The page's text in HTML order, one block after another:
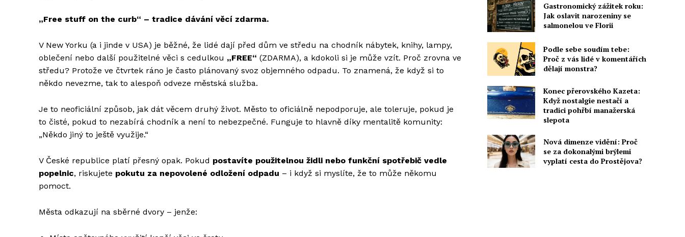
„Free stuff on the curb“ – tradice dávání věcí zdarma.
V New Yorku (a i jinde v USA) je běžné, že lidé dají před dům ve středu na chodník nábytek, knihy, lampy,
oblečení nebo další použitelné věci s cedulkou „FREE“ (ZDARMA), a kdokoli si je může vzít. Proč zrovna ve
středu? Protože ve čtvrtek ráno je často plánovaný svoz objemného odpadu. To znamená, že když si to
někdo nevezme, tak to alespoň odveze městská služba.
Je to neoficiální způsob, jak dát věcem druhý život. Město to oficiálně nepodporuje, ale toleruje, pokud je
to čisté, pokud to nezabírá chodník a není to nebezpečné. Funguje to hlavně díky mentalitě komunity:
„Někdo jiný to ještě využije.“
V České republice platí přesný opak. Pokud postavíte použitelnou židli nebo funkční spotřebič vedle
popelnic, riskujete pokutu za nepovolené odložení odpadu – i když si myslíte, že to může někomu
pomoct.
Města odkazují na sběrné dvory – jenže:
Gastronomický zážitek roku:
Jak oslavit narozeniny se
salmonelou ve Florii
Podle sebe soudím tebe:
Proč z vás lidé v komentářích
dělají monstra?
Konec přerovského Kazeta:
Když nostalgie nestačí a
tradici pohřbí manažerská
slepota
Nová dimenze vidění: Proč
se za dokonalými brýlemi
vyplatí cesta do Prostějova?